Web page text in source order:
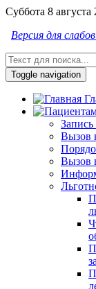
Суббота 8 августа
Версия для
Toggle navigation
Вызов
Вызов